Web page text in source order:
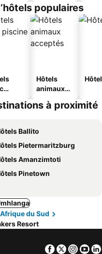
s
populaires
Hôtels
animaux
à proximité
Ballito
Pietermaritzburg
Amanzimtoti
Pinetown
Afrique du Sud
Resort
Facebook
Twitter